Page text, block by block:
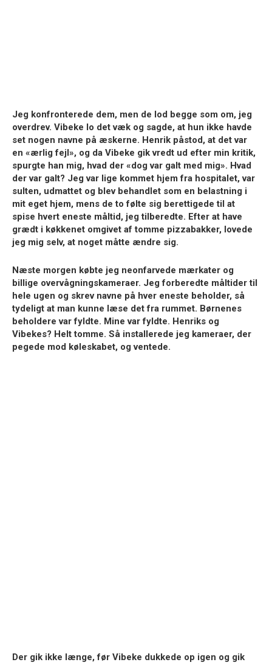
Jeg konfronterede dem, men de lod begge som om, jeg
overdrev. Vibeke lo det væk og sagde, at hun ikke havde
set nogen navne på æskerne. Henrik påstod, at det var
en «ærlig fejl», og da Vibeke gik vredt ud efter min kritik,
spurgte han mig, hvad der «dog var galt med mig». Hvad
der var galt? Jeg var lige kommet hjem fra hospitalet, var
sulten, udmattet og blev behandlet som en belastning i
mit eget hjem, mens de to følte sig berettigede til at
spise hvert eneste måltid, jeg tilberedte. Efter at have
grædt i køkkenet omgivet af tomme pizzabakker, lovede
jeg mig selv, at noget måtte ændre sig.
Næste morgen købte jeg neonfarvede mærkater og
billige overvågningskameraer. Jeg forberedte måltider til
hele ugen og skrev navne på hver eneste beholder, så
tydeligt at man kunne læse det fra rummet. Børnenes
beholdere var fyldte. Mine var fyldte. Henriks og
Vibekes? Helt tomme. Så installerede jeg kameraer, der
pegede mod køleskabet, og ventede.
Der gik ikke længe, før Vibeke dukkede op igen og gik